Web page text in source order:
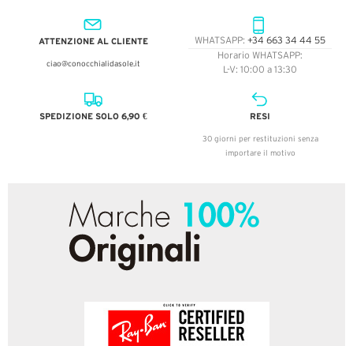
ATTENZIONE AL CLIENTE
ciao@conocchialidasole.it
WHATSAPP: +34 663 34 44 55
Horario WHATSAPP:
L-V: 10:00 a 13:30
SPEDIZIONE SOLO 6,90 € RESI
30 giorni per restituzioni senza
importare il motivo